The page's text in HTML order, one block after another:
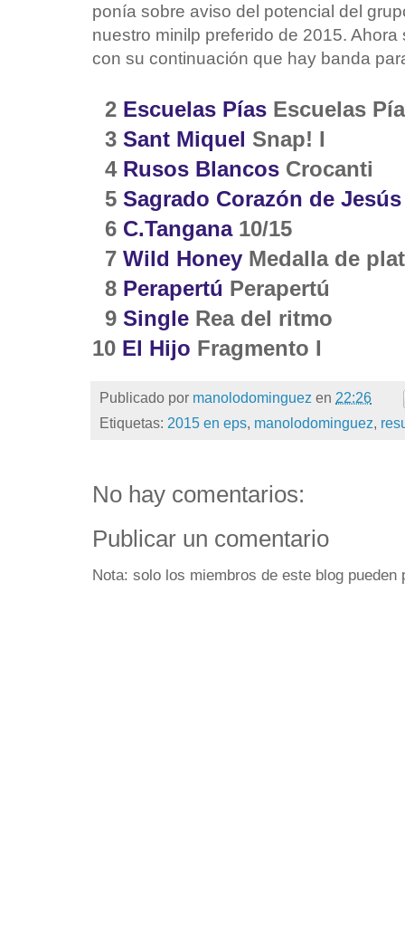
ponía sobre aviso del potencial del
nuestro minilp preferido de 2015.
con su continuación que hay banda
2 Escuelas Pías Escuelas
3 Sant Miquel Snap! I
4 Rusos Blancos Crocanti
5 Sagrado Corazón de Jesús
6 C.Tangana10/15
7 Wild Honey Medalla de
8 Perapertú Perapertú
9 Single Rea del ritmo
10 El Hijo Fragmento I
Publicado por manolodominguez en 22:26
Etiquetas: 2015 en eps, manolodominguez,
No hay comentarios:
Publicar un comentario
Nota: solo los miembros de este blog pueden